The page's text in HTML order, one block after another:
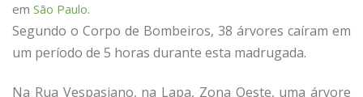
em São Paulo.
Segundo o Corpo de Bombeiros, 38 árvores caíram em
um período de 5 horas durante esta madrugada.
Na Rua Vespasiano, na Lapa, Zona Oeste, uma árvore